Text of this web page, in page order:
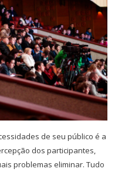
de seu público é a
dos participantes,
problemas eliminar. Tudo